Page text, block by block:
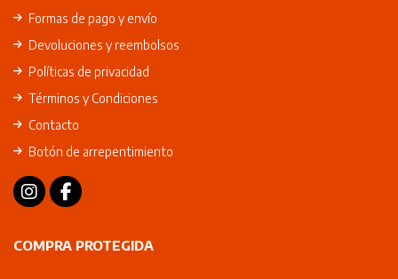
Formas de pago y envío
Devoluciones y reembolsos
Políticas de privacidad
Términos y Condiciones
Contacto
Botón de arrepentimiento
COMPRA PROTEGIDA